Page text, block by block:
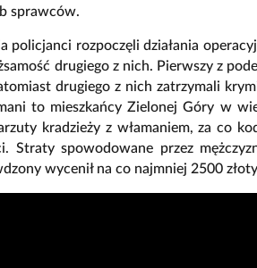
sprawców.
policjanci rozpoczęli działania
drugiego z nich. Pierwszy z
drugiego z nich zatrzymali
to mieszkańcy Zielonej Góry w
kradzieży z włamaniem, za co
Straty spowodowane przez
wycenił na co najmniej 2500